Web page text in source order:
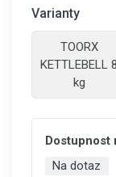
Varianty
TOORX
KETTLEBELL 8
kg
Dostupnost
Na dotaz